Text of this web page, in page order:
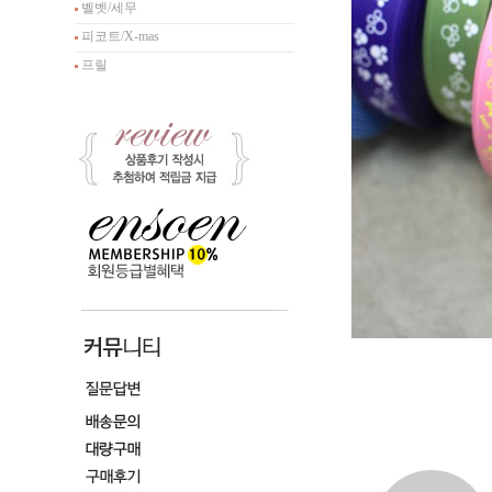
벨벳/세무
피코트/X-mas
프릴